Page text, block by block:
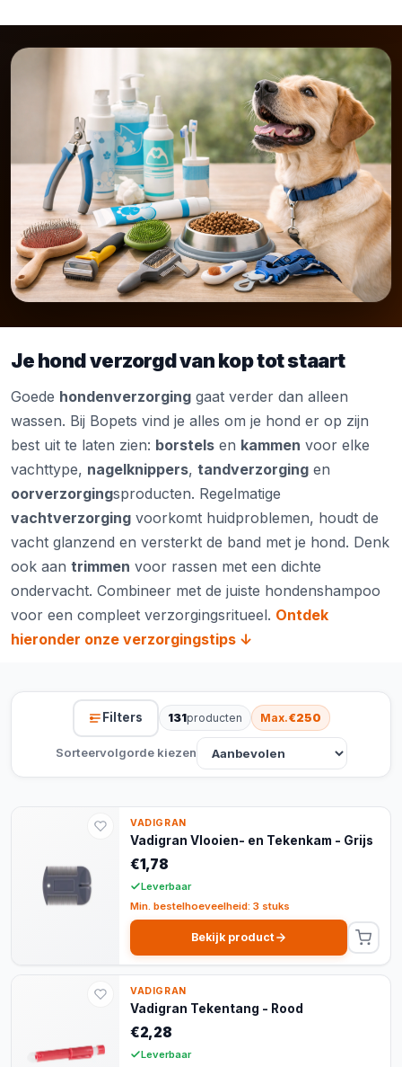
Je hond verzorgd van kop tot staart
Goede hondenverzorging gaat verder dan alleen
wassen. Bij Bopets vind je alles om je hond er op zijn
best uit te laten zien: borstels en kammen voor elke
vachttype, nagelknippers, tandverzorging en
oorverzorgingsproducten. Regelmatige
vachtverzorging voorkomt huidproblemen, houdt de
vacht glanzend en versterkt de band met je hond. Denk
ook aan trimmen voor rassen met een dichte
ondervacht. Combineer met de juiste hondenshampoo
voor een compleet verzorgingsritueel. Ontdek
hieronder onze verzorgingstips ↓
Filters 131producten Max.€250
Sorteervolgorde kiezen
VADIGRAN
Vadigran Vlooien- en Tekenkam - Grijs
€1,78
Leverbaar
Min. bestelhoeveelheid: 3 stuks
Bekijk product
VADIGRAN
Vadigran Tekentang - Rood
€2,28
Leverbaar